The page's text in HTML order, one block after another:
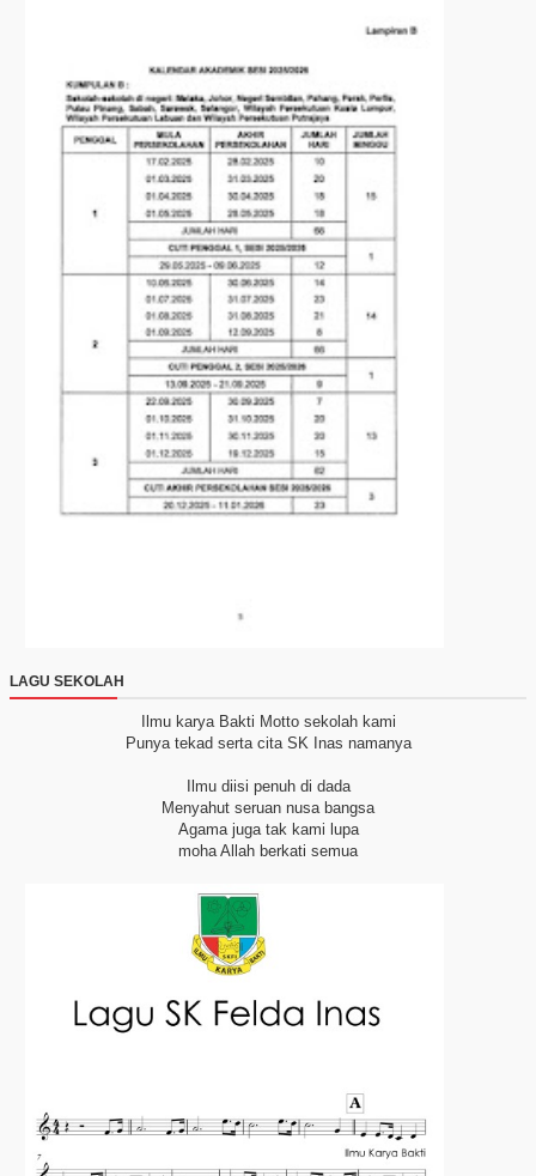
LAGU SEKOLAH
Ilmu karya Bakti Motto sekolah kami
Punya tekad serta cita SK Inas namanya
Ilmu diisi penuh di dada
Menyahut seruan nusa bangsa
Agama juga tak kami lupa
moha Allah berkati semua